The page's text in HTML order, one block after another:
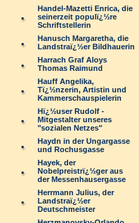
Handel-Mazetti Enrica, die
seinerzeit populï¿½re
Schriftstellerin
Hanusch Margaretha, die
Landstraï¿½er Bildhauerin
Harrach Graf Aloys
Thomas Raimund
Hauff Angelika,
Tï¿½nzerin, Artistin und
Kammerschauspielerin
Hï¿½user Rudolf -
Mitgestalter unseres
"sozialen Netzes"
Haydn in der Ungargasse
und Rochusgasse
Hayek, der
Nobelpreistrï¿½ger aus
der Messenhausergasse
Herrmann Julius, der
Landstraï¿½er
Deutschmeister